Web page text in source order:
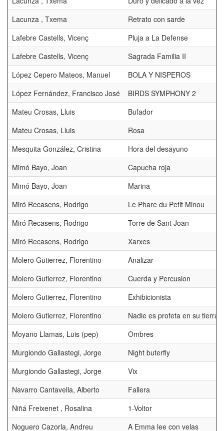
Lacunza , Txema
Retrato con sarde
Lafebre Castells, Vicenç
Pluja a La Defense
Lafebre Castells, Vicenç
Sagrada Familia II
López Cepero Mateos, Manuel
BOLA Y NISPEROS
López Fernández, Francisco José
BIRDS SYMPHONY 2
Mateu Crosas, Lluis
Bufador
Mateu Crosas, Lluis
Rosa
Mesquita González, Cristina
Hora del desayuno
Mimó Bayo, Joan
Capucha roja
Mimó Bayo, Joan
Marina
Miró Recasens, Rodrigo
Le Phare du Petit Minou
Miró Recasens, Rodrigo
Torre de Sant Joan
Miró Recasens, Rodrigo
Xarxes
Molero Gutierrez, Florentino
Analizar
Molero Gutierrez, Florentino
Cuerda y Percusion
Molero Gutierrez, Florentino
Exhibicionista
Molero Gutierrez, Florentino
Nadie es profeta en su tierra
Moyano Llamas, Luis (pep)
Ombres
Murgiondo Gallastegi, Jorge
Night buterfly
Murgiondo Gallastegi, Jorge
Vix
Navarro Cantavella, Alberto
Fallera
Niñá Freixenet , Rosalina
1-Voltor
Noguero Cazorla, Andreu
A Emma lee con velas